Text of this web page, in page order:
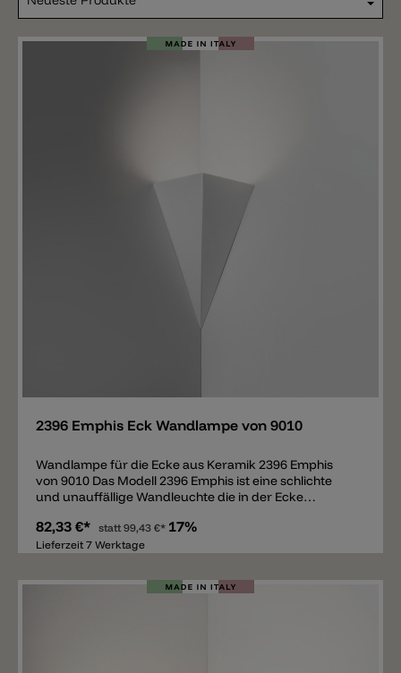
2396 Emphis Eck Wandlampe von 9010
Wandlampe für die Ecke aus Keramik 2396 Emphis
von 9010 Das Modell 2396 Emphis ist eine schlichte
und unauffällige Wandleuchte die in der Ecke
Keramik ist ganz unten spitz und öffnet sich im
oberen Bereich. Erhältlich ist die Eck-Wandleuchte im
Fassung und verbreitet einen direkten Lichtkegel
nach oben. Verwendet man für die Leuchte ein
82,33 €* statt99,43 €* 17%
Lieferzeit 7 Werktage